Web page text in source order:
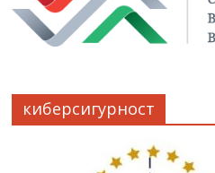
киберсигурност